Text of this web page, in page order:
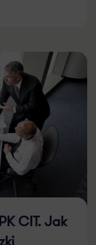
CIT. Jak